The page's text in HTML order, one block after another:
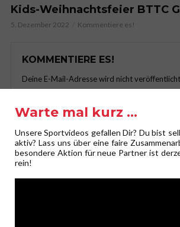
Kids-Weihnachtsfeier BTTC
5. Dezember 2022 Kommentiere es!
KOMMENTIERE ES!
Deine E-Mail-Adresse wird nicht
Felder sind mit*markiert
Kommentar*
Warte mal kurz …
Unsere Sportvideos gefallen Dir? Du bist
aktiv? Lass uns über eine faire
besondere Aktion für neue Partner ist
rein!